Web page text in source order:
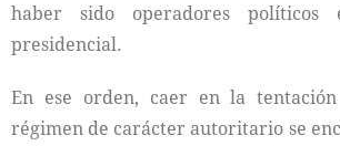
haber sido operadores políticos
presidencial.
En ese orden, caer en la
régimen de carácter autoritario se